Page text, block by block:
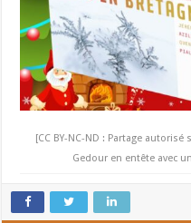
[CC BY-NC-ND : Partage
Gedour en entête avec